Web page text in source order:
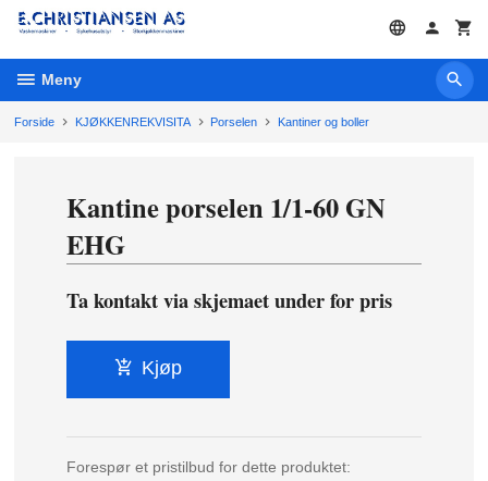
Gå
innholdet
Meny
Forside KJØKKENREKVISITA Porselen Kantiner og boller
Kantine porselen 1/1-60 GN
EHG
Ta kontakt via skjemaet under for pris
Kjøp
Forespør et pristilbud for dette produktet: